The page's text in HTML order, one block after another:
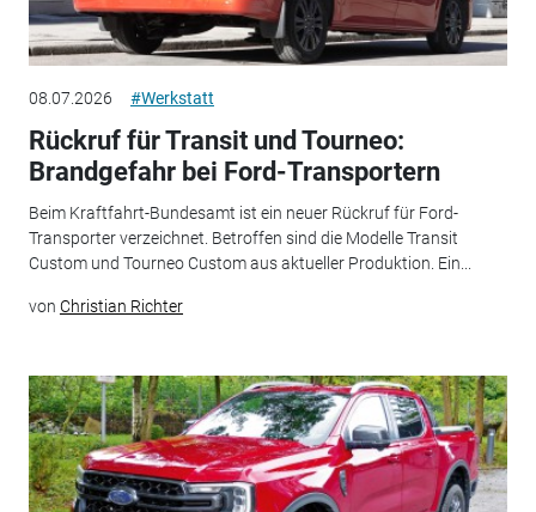
08.07.2026 #Werkstatt
Rückruf für Transit und Tourneo:
Brandgefahr bei Ford-Transportern
Beim Kraftfahrt-Bundesamt ist ein neuer Rückruf für Ford-
Transporter verzeichnet. Betroffen sind die Modelle Transit
Custom und Tourneo Custom aus aktueller Produktion. Ein...
von Christian Richter